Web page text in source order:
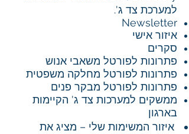
למערכת צד ג'.
Newsletter
איזור אישי
סקרים
פתרונות לפורטל משאבי אנוש
פתרונות לפורטל מחלקה משפטית
פתרונות לפורטל מבקר פנים
ממשקים למערכות צד ג' הקיימות
בארגון
איזור המשימות שלי – מציג את